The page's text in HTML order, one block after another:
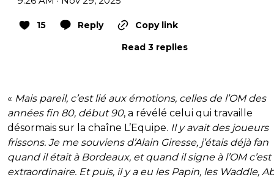
15 Reply
Copy link
Read 3 replies
« Mais pareil, c’est lié aux émotions, celles de l’OM des
années fin 80, début 90, a révélé celui qui travaille
désormais sur la chaîne L’Equipe. Il y avait des joueurs
frissons. Je me souviens d’Alain Giresse, j’étais déjà fan
quand il était à Bordeaux, et quand il signe à l’OM c’est
extraordinaire. Et puis, il y a eu les Papin, les Waddle,